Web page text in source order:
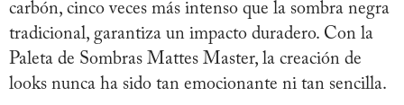
carbón, cinco veces más intenso que la sombra negra
tradicional, garantiza un impacto duradero. Con la
Paleta de Sombras Mattes Master, la creación de
looks nunca ha sido tan emocionante ni tan sencilla.